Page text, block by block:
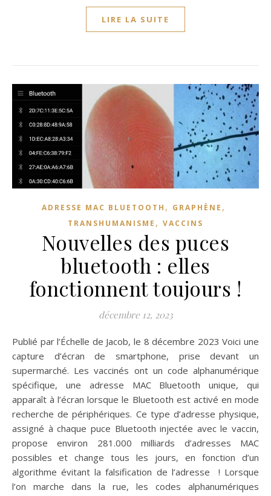
LIRE LA SUITE
ADRESSE MAC BLUETOOTH , GRAPHÈNE ,
TRANSHUMANISME , VACCINS
Nouvelles des puces
bluetooth : elles
fonctionnent toujours !
décembre 12, 2023
Publié par l’Échelle de Jacob, le 8 décembre 2023 Voici une
capture d’écran de smartphone, prise devant un
supermarché. Les vaccinés ont un code alphanumérique
spécifique, une adresse MAC Bluetooth unique, qui
apparaît à l’écran lorsque le Bluetooth est activé en mode
recherche de périphériques. Ce type d’adresse physique,
assigné à chaque puce Bluetooth injectée avec le vaccin,
propose environ 281.000 milliards d’adresses MAC
possibles et change tous les jours, en fonction d’un
algorithme évitant la falsification de l’adresse ! Lorsque
l’on marche dans la rue, les codes alphanumériques